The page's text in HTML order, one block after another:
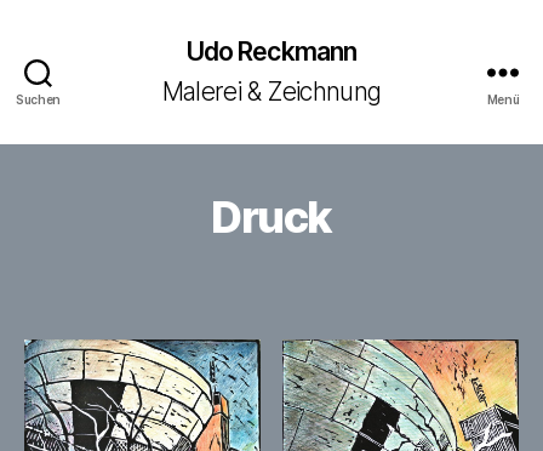
Suchen
Udo Reckmann
Malerei & Zeichnung
Menü
Druck